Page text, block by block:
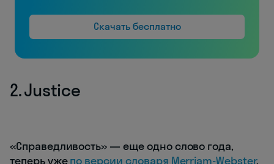
Скачать бесплатно
2. Justice
«Справедливость» — еще одно слово года,
теперь ужепо версии словаря Merriam-Webster.